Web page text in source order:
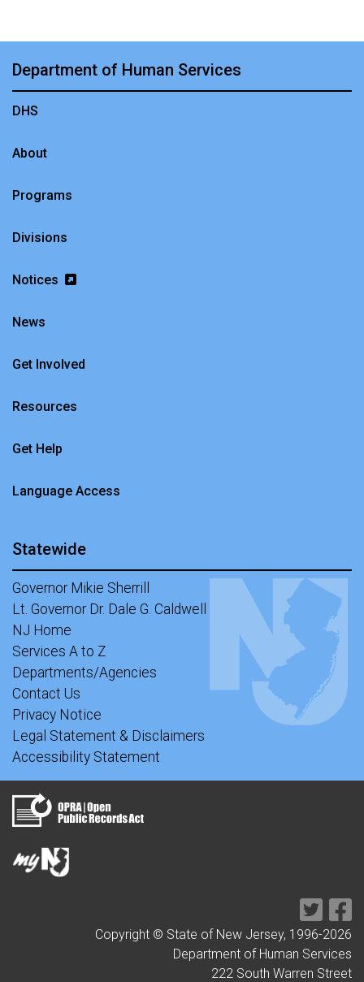
Department of Human Services
DHS
About
Programs
Divisions
Notices
News
Get Involved
Resources
Get Help
Language Access
Statewide
Governor Mikie Sherrill
Lt. Governor Dr. Dale G. Caldwell
NJ Home
Services A to Z
Departments/Agencies
Contact Us
Privacy Notice
Legal Statement & Disclaimers
Accessibility Statement
Copyright © State of New Jersey, 1996-2026
Department of Human Services
222 South Warren Street